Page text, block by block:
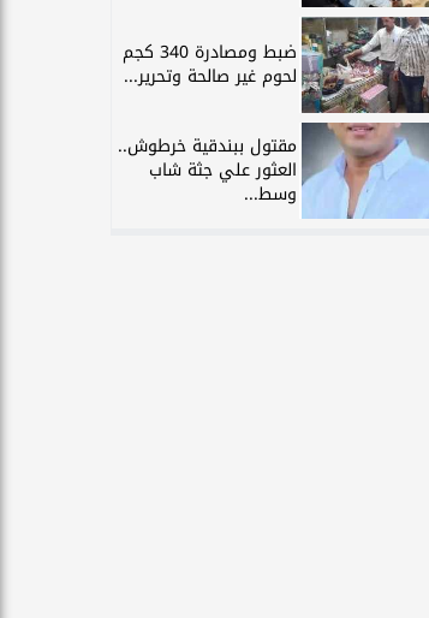
ضبط ومصادرة 340 كجم
لحوم غير صالحة وتحرير...
مقتول ببندقية خرطوش..
العثور علي جثة شاب
وسط...